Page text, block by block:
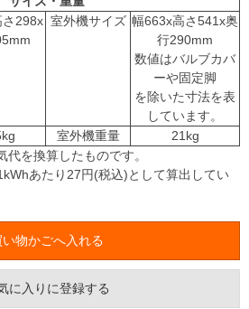
298x 室外機サイズ 幅663x高さ541x奥
行290mm
数値はバルブカバ
ーや固定脚
を除いた寸法を表
しています。
室外機重量
21kg
を換算したものです。
あたり27円(税込)として算出してい
に入りに登録する